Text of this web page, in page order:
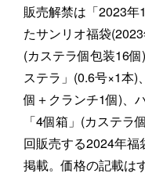
販売解禁は「2023
たサンリオ福袋
(カステラ個包装16
ステラ」(0.6号×1本)
個＋クランチ1個)、
「4個箱」(カステラ
回販売する2024年
掲載。価格の記載は